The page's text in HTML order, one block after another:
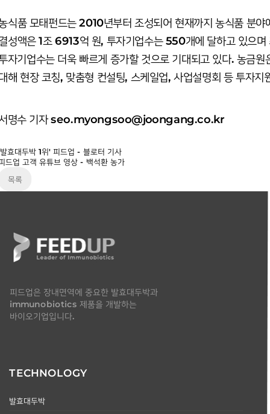
식품 모태펀드는 2010년부터 조성되어 현재까지 농식품 분
성액은 1조 6913억 원, 투자기업수는 550개에 달하고 있으며
자기업수는 더욱 빠르게 증가할 것으로 기대되고 있다. 농금
해 현장 코칭, 맞춤형 컨설팅, 스케일업, 사업설명회 등 투자지
명수 기자 seo.myongsoo@joongang.co.kr
효대두박 1위' 피드업 - 블로터 기사
드업 고객 유튜브 영상 - 백석환 농가
목록
피드업은 장내면역에 중요한 발효대두박과
immunobiotics 제품을 개발하는
바이오기업입니다.
TECHNOLOGY
발효대두박